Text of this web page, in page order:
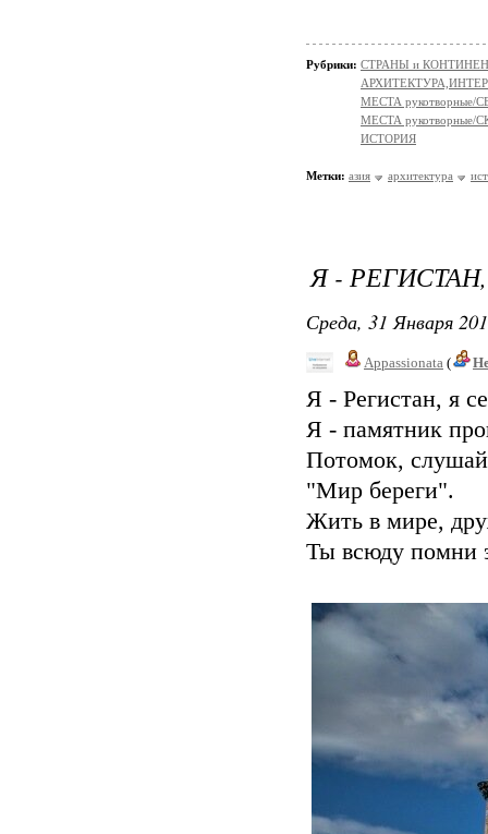
Рубрики: СТРАНЫ и
МЕСТА
МЕСТА
ИСТОРИЯ
Метки: азия архитектура
Я -
Среда, 31 Января
Appassionata (
Я - Регистан, я
Я - памятник
Потомок, слушай
"Мир береги".
Жить в мире,
Ты всюду помни